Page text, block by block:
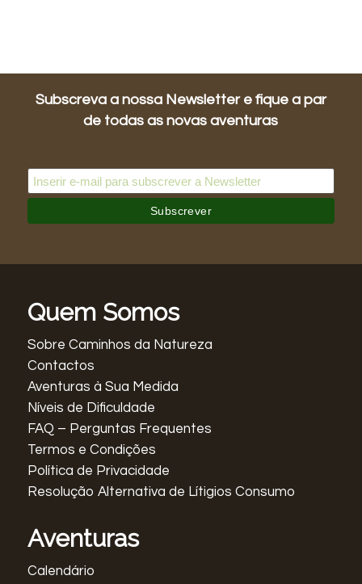
Subscreva a nossa Newsletter e fique a par
de todas as novas aventuras
Quem Somos
Sobre Caminhos da Natureza
Contactos
Aventuras à Sua Medida
Níveis de Dificuldade
FAQ – Perguntas Frequentes
Termos e Condições
Política de Privacidade
Resolução Alternativa de Lítigios Consumo
Aventuras
Calendário